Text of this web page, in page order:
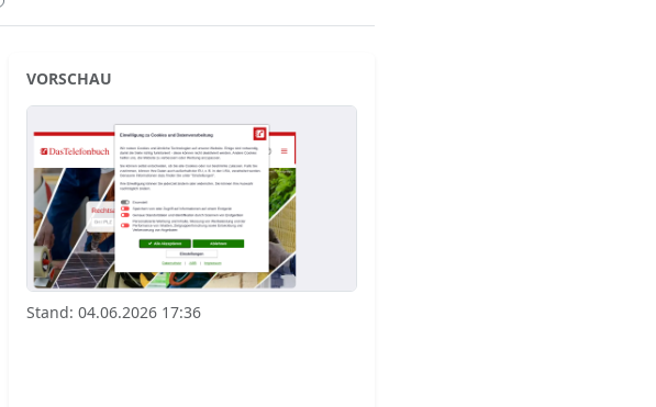
VORSCHAU
Stand: 04.06.2026 17:36